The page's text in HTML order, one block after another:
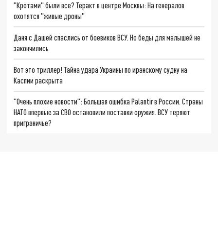
"Кротами" были все? Теракт в центре Москвы: На генералов
охотятся "живые дроны"
Даня с Дашей спаслись от боевиков ВСУ. Но беды для малышей не
закончились
Вот это триллер! Тайна удара Украины по иранскому судну на
Каспии раскрыта
"Очень плохие новости": Большая ошибка Palantir в России. Страны
НАТО впервые за СВО остановили поставки оружия. ВСУ теряют
приграничье?